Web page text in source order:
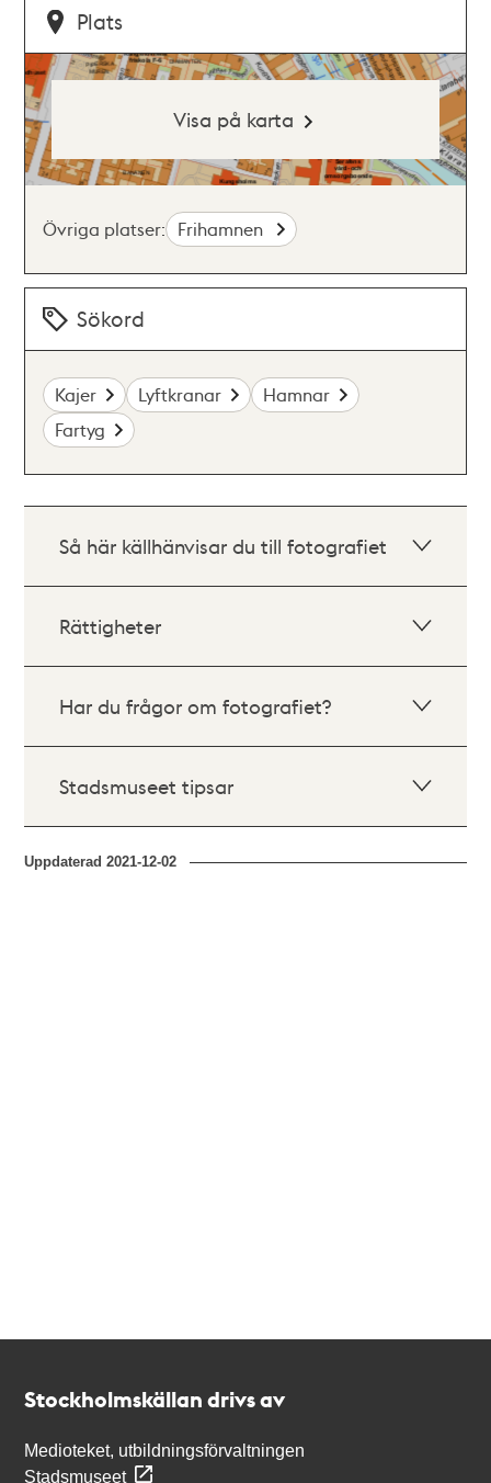
Plats
Visa på karta
Övriga platser: Frihamnen
Sökord
Kajer Lyftkranar
Hamnar
Fartyg
Så här källhänvisar du till fotografiet
Rättigheter
Har du frågor om fotografiet?
Stadsmuseet tipsar
Uppdaterad2021-12-02
Stockholmskällan drivs av
Medioteket, utbildningsförvaltningen
Stadsmuseet